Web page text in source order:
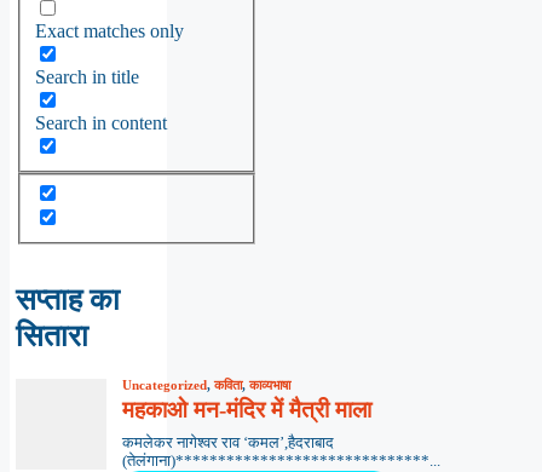
Exact matches only
Search in title
Search in content
सप्ताह का
सितारा
Uncategorized,कविता,काव्यभाषा
महकाओ मन-मंदिर में मैत्री माला
कमलेकर नागेश्वर राव ‘कमल’,हैदराबाद
(तेलंगाना)******************************...